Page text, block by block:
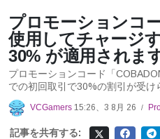
プロモーションコ
使用してチャージ
30% が適用されます
プロモーションコード「
での初回取引で30%の割引が受け
VCGamers 15:26、3 8月 26 /
記事を共有する: